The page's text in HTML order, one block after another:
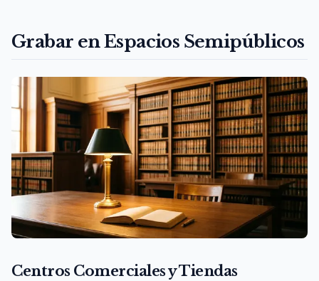
Grabar en Espacios Semipúblicos
Centros Comerciales y Tiendas